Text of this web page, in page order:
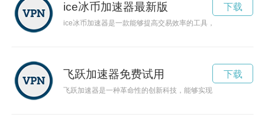
ice冰币加速器最新版
ice冰币加速器是一款能够提高交易效率的工具，让用户轻松快
下载
飞跃加速器免费试用
飞跃加速器是一种革命性的创新科技，能够实现生产过程的高
下载